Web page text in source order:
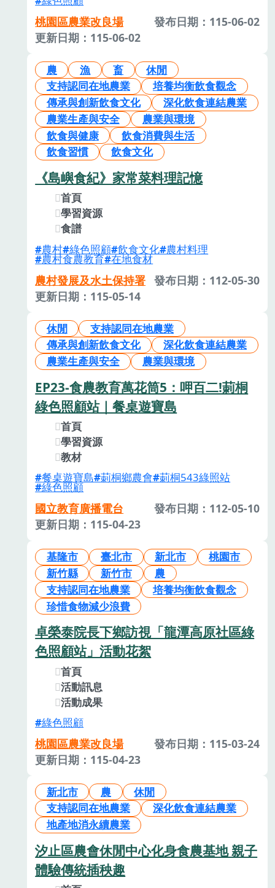
桃園區農業改良場
發布日期：115-06-02
更新日期：115-06-02
農 漁 畜
休閒
支持認同在地農業
培養均衡飲食觀念
傳承與創新飲食文化
深化飲食連結農業
農業生產與安全
農業與環境
飲食與健康
飲食消費與生活
飲食習慣
飲食文化
《島嶼食紀》家常菜料理記憶
首頁
學習資源
食譜
農村 綠色照顧 飲食文化 農村料理
農村食農教育 在地食材
農村發展及水土保持署 發布日期：112-05-30
更新日期：115-05-14
休閒
支持認同在地農業
傳承與創新飲食文化
深化飲食連結農業
農業生產與安全
農業與環境
EP23-食農教育萬花筒5：呷百二!莿桐
綠色照顧站｜餐桌遊寶島
首頁
學習資源
教材
餐桌遊寶島 莿桐鄉農會 莿桐543綠照站
綠色照顧
國立教育廣播電台
發布日期：112-05-10
更新日期：115-04-23
基隆市 臺北市 新北市
桃園市
新竹縣
新竹市
農
支持認同在地農業
培養均衡飲食觀念
珍惜食物減少浪費
卓榮泰院長下鄉訪視「龍潭高原社區綠
色照顧站」活動花絮
首頁
活動訊息
活動成果
綠色照顧
桃園區農業改良場
發布日期：115-03-24
更新日期：115-04-23
新北市 農
休閒
支持認同在地農業
深化飲食連結農業
地產地消永續農業
汐止區農會休閒中心化身食農基地 親子
體驗傳統插秧趣